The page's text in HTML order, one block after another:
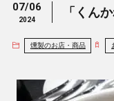
07/06
2024
「くん
燻製のお店・商品